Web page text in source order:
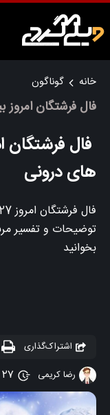
خانه گوناگون
فال فرشتگان امروز
های درونی
توضیحات و تفسیر
بخوانید
اشتراک‌گذاری
رضا کریمی
۲۷ دی ۱۴۰۴ - ۰۷:۵۶